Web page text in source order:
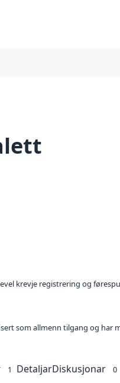
krevje registrering og
som allmenn tilgang og har
1 DetaljarDiskusjonar 0